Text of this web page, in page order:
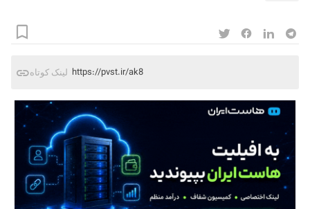
لینک کوتاه https://pvst.ir/ak8